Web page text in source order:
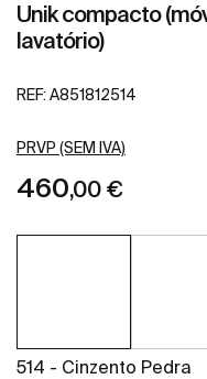
Unik compacto
lavatório)
REF: A851812514
PRVP (SEM IVA)
460,00 €
514 - Cinzento Pedra